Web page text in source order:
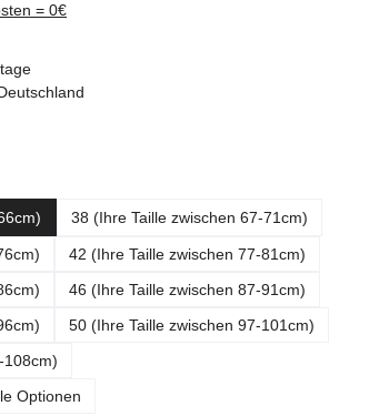
= 0€
38 (Ihre Taille zwischen 67-71cm)
42 (Ihre Taille zwischen 77-81cm)
46 (Ihre Taille zwischen 87-91cm)
50 (Ihre Taille zwischen 97-101cm)
108cm)
Optionen